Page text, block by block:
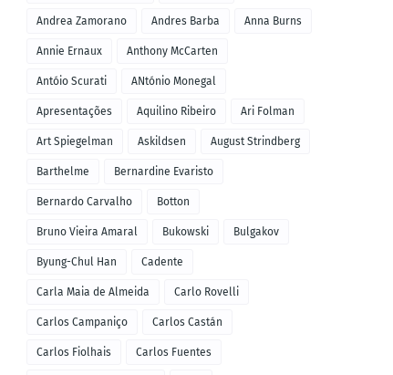
Andrea Zamorano Andres Barba Anna Burns
Annie Ernaux Anthony McCarten
Antóio Scurati ANtónio Monegal
Apresentações Aquilino Ribeiro Ari Folman
Art Spiegelman Askildsen August Strindberg
Barthelme Bernardine Evaristo
Bernardo Carvalho Botton
Bruno Vieira Amaral Bukowski Bulgakov
Byung-Chul Han Cadente
Carla Maia de Almeida Carlo Rovelli
Carlos Campaniço Carlos Castán
Carlos Fiolhais Carlos Fuentes